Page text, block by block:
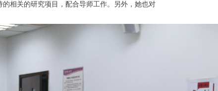
相关的研究项目，配合导师工作。另外，她也对